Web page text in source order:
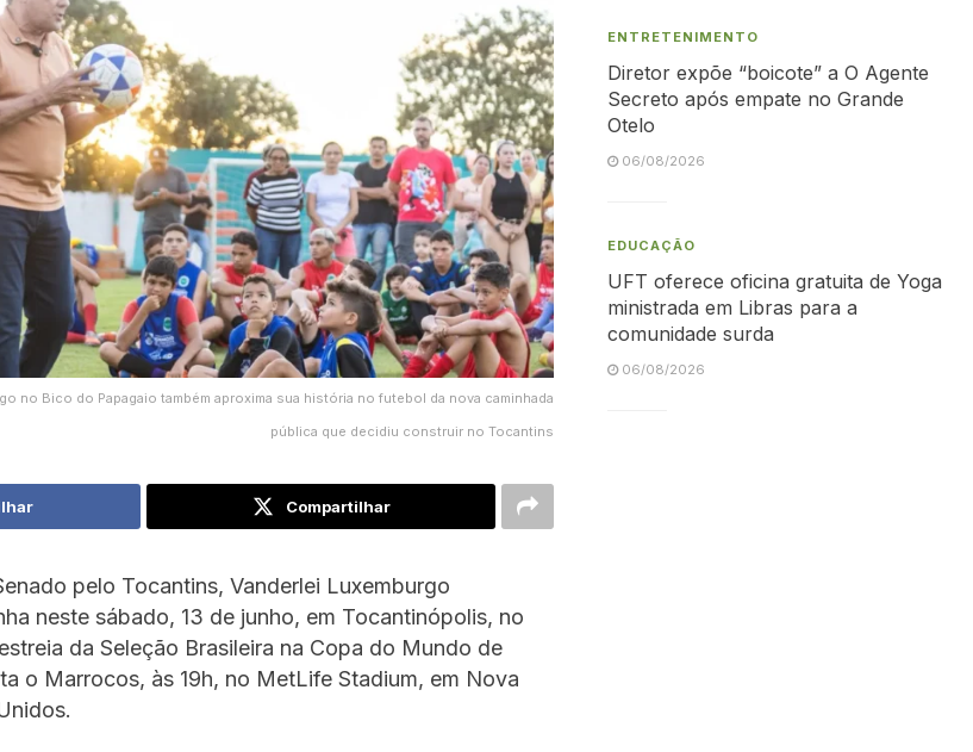
no Bico do Papagaio também aproxima sua história no futebol da nova caminhada
pública que decidiu construir no Tocantins
Compartilhar
pelo Tocantins, Vanderlei Luxemburgo
neste sábado, 13 de junho, em Tocantinópolis, no
da Seleção Brasileira na Copa do Mundo de
o Marrocos, às 19h, no MetLife Stadium, em Nova
ENTRETENIMENTO
Diretor expõe “boicote” a O Agente
Secreto após empate no Grande
Otelo
06/08/2026
EDUCAÇÃO
UFT oferece oficina gratuita de Yoga
ministrada em Libras para a
comunidade surda
06/08/2026